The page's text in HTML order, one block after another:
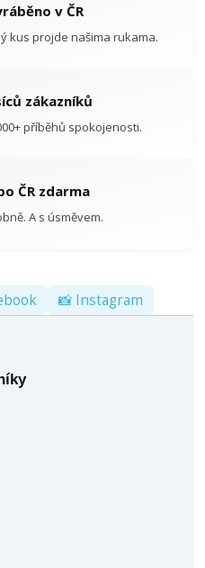
v ČR
kus projde našima rukama.
zákazníků
příběhů spokojenosti.
ČR zdarma
A s úsměvem.
📸 Instagram